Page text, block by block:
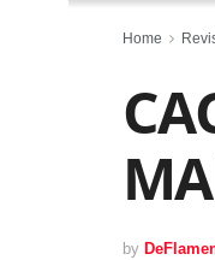
Home
by